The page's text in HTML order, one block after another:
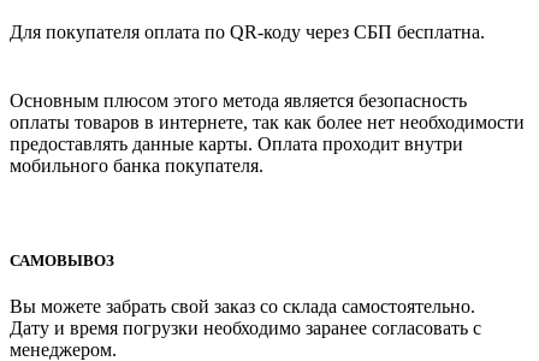
Для покупателя оплата по QR-коду через СБП бесплатна.
Основным плюсом этого метода является безопасность
оплаты товаров в интернете, так как более нет необходимости
предоставлять данные карты. Оплата проходит внутри
мобильного банка покупателя.
САМОВЫВОЗ
Вы можете забрать свой заказ со склада самостоятельно.
Дату и время погрузки необходимо заранее согласовать с
менеджером.